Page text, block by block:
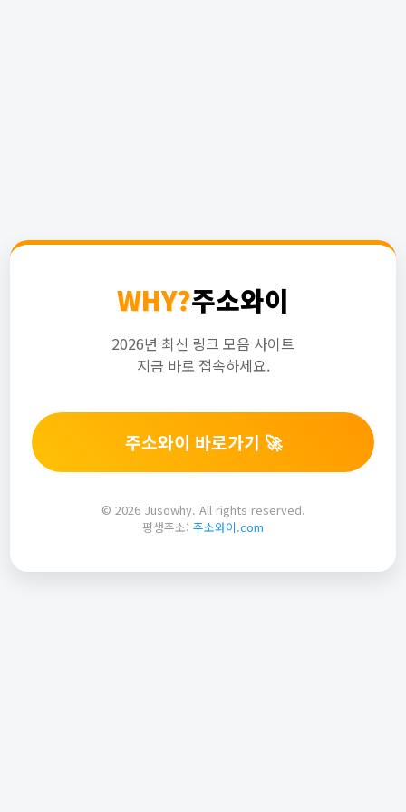
WHY?주소와이
2026년 최신 링크 모음 사이트
지금 바로 접속하세요.
주소와이 바로가기 🚀
© 2026 Jusowhy. All rights reserved.
평생주소: 주소와이.com